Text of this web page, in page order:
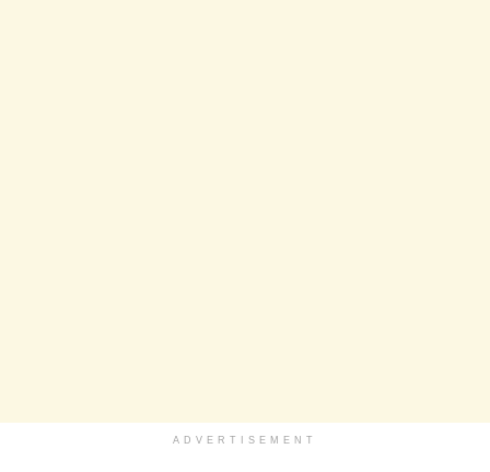
ADVERTISEMENT